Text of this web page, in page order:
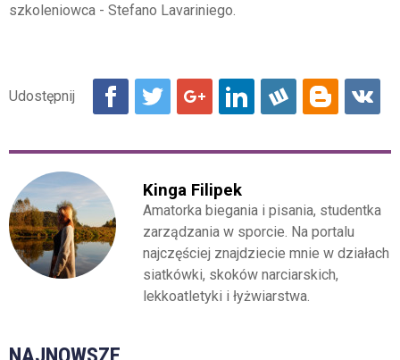
szkoleniowca - Stefano Lavariniego.
Kinga Filipek
Amatorka biegania i pisania, studentka
zarządzania w sporcie. Na portalu
najczęściej znajdziecie mnie w działach
siatkówki, skoków narciarskich,
lekkoatletyki i łyżwiarstwa.